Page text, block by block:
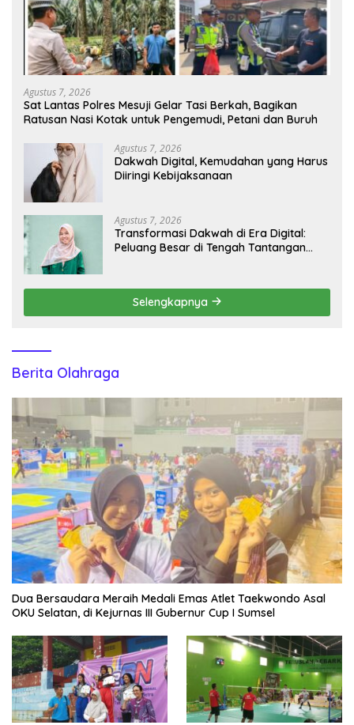
Agustus 7, 2026
Sat Lantas Polres Mesuji Gelar Tasi Berkah, Bagikan
Ratusan Nasi Kotak untuk Pengemudi, Petani dan Buruh
Agustus 7, 2026
Dakwah Digital, Kemudahan yang Harus
Diiringi Kebijaksanaan
Agustus 7, 2026
Transformasi Dakwah di Era Digital:
Peluang Besar di Tengah Tantangan
Selengkapnya
Berita Olahraga
Dua Bersaudara Meraih Medali Emas Atlet Taekwondo Asal
OKU Selatan, di Kejurnas III Gubernur Cup I Sumsel